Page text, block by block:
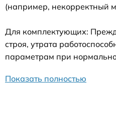
(например, некорректный
Для комплектующих:
строя, утрата
параметрам при
Показать полностью